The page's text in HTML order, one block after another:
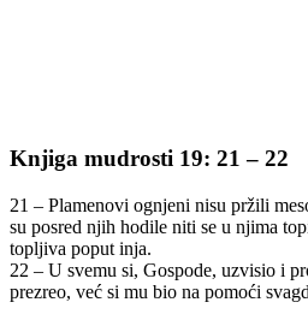
Knjiga mudrosti 19: 21 – 22
21 – Plamenovi ognjeni nisu pržili
su posred njih hodile niti se u njima
topljiva poput inja.
22 – U svemu si, Gospode, uzvisio i
prezreo, već si mu bio na pomoći